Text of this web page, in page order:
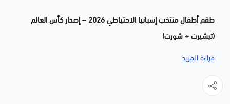
طقم أطفال منتخب إسبانيا الاحتياطي 2026 – إصدار كأس العالم
(تيشيرت + شورت)
خلّ طفلك يشجّع منتخب لا روخا بأناقة مع طقم منتخب إسبانيا
قراءة المزيد